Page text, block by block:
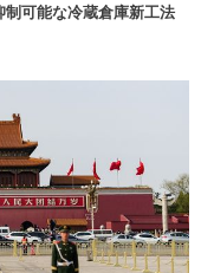
制可能な冷蔵倉庫新工法